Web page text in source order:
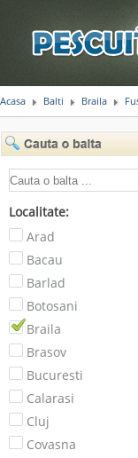
Acasa Balti Braila
Localitate:
Arad
Bacau
Barlad
Botosani
Braila
Brasov
Bucuresti
Calarasi
Cluj
Covasna